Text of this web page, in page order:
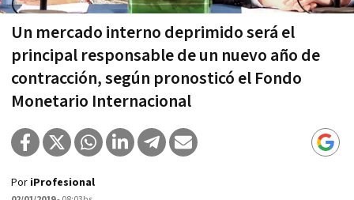
Un mercado interno deprimido será el
principal responsable de un nuevo año de
contracción, según pronosticó el Fondo
Monetario Internacional
Por iProfesional